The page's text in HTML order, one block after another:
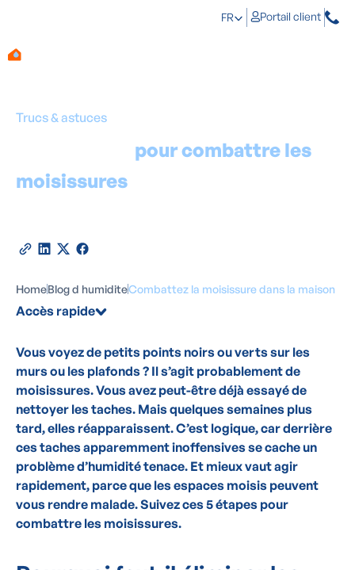
FR Portail client
Trucs & astuces
pour combattre les
moisissures
HomeBlog d humiditeCombattez la moisissure dans la maison
Accès rapide
Vous voyez de petits points noirs ou verts sur les
murs ou les plafonds ? Il s’agit probablement de
moisissures. Vous avez peut-être déjà essayé de
nettoyer les taches. Mais quelques semaines plus
tard, elles réapparaissent. C’est logique, car derrière
ces taches apparemment inoffensives se cache un
problème d’humidité tenace. Et mieux vaut agir
rapidement, parce que les espaces moisis peuvent
vous rendre malade. Suivez ces 5 étapes pour
combattre les moisissures.